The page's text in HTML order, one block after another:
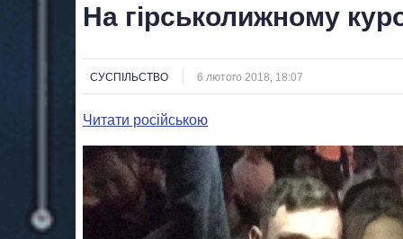
На гірськолижному
СУСПІЛЬСТВО 6 лютого 2018, 18:07
Читати російською